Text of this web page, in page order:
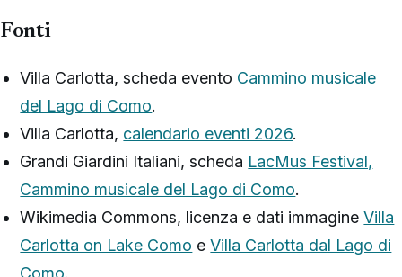
Fonti
Villa Carlotta, scheda evento Cammino musicale
del Lago di Como.
Villa Carlotta, calendario eventi 2026.
Grandi Giardini Italiani, scheda LacMus Festival,
Cammino musicale del Lago di Como.
Wikimedia Commons, licenza e dati immagineVilla
Carlotta on Lake Como eVilla Carlotta dal Lago di
Como.